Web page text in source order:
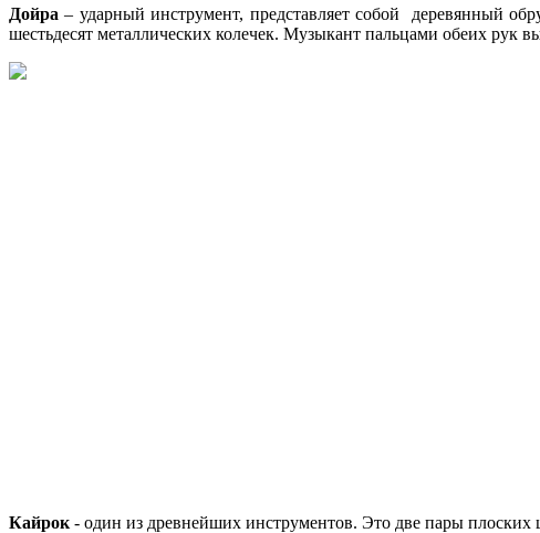
Дойра – ударный инструмент, представляет собой деревянный
шестьдесят металлических колечек. Музыкант пальцами обеих
Кайрок - один из древнейших инструментов. Это две пары